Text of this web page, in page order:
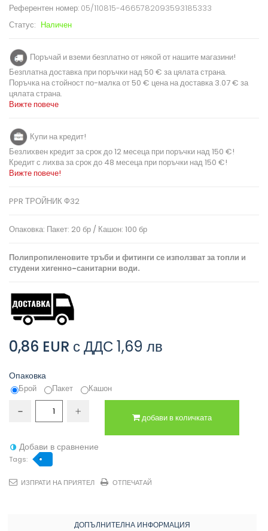
Референтен номер: 05/110815-4665782093593185333
Статус: Наличен
Поръчай и вземи безплатно от някой от нашите магазини!
Безплатна доставка при поръчки над 50 € за цялата страна.
Поръчка на стойност по-малка от 50 € цена на доставка 3.07 € за
цялата страна.
Вижте повече
Купи на кредит!
Безлихвен кредит за срок до 12 месеца при поръчки над 150 €!
Кредит с лихва за срок до 48 месеца при поръчки над 150 €!
Вижте повече!
PPR ТРОЙНИК Ф32
Опаковка: Пакет: 20 бр / Кашон: 100 бр
Полипропиленовите тръби и фитинги се използват за топли и
студени хигенно-санитарни води.
0,86 EUR с ДДС 1,69 лв
Опаковка
Брой Пакет Кашон
добави в количката
Добави в сравнение
Tags:
ИЗПРАТИ НА ПРИЯТЕЛ ОТПЕЧАТАЙ
ДОПЪЛНИТЕЛНА ИНФОРМАЦИЯ